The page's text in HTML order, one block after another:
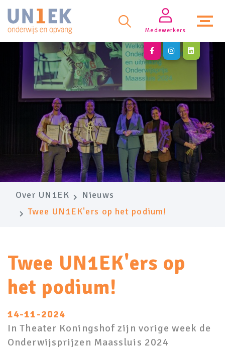
Medewerkers
Over UN1EK
Nieuws
Twee UN1EK'ers op het podium!
Twee UN1EK'ers op
het podium!
14-11-2024
In Theater Koningshof zijn vorige week de
Onderwijsprijzen Maassluis 2024